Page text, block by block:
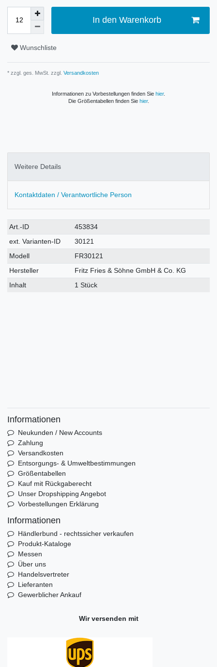
In den Warenkorb
Wunschliste
* zzgl. ges. MwSt. zzgl. Versandkosten
Informationen zu Vorbestellungen finden Sie hier.
Die Größentabellen finden Sie hier.
Weitere Details
Kontaktdaten / Verantwortliche Person
Technisches
Merkmal
Wert
Art.-ID
453834
ext. Varianten-ID
30121
Modell
FR30121
Hersteller
Fritz Fries & Söhne GmbH & Co. KG
Inhalt
1 Stück
Informationen
Neukunden / New Accounts
Zahlung
Versandkosten
Entsorgungs- & Umweltbestimmungen
Größentabellen
Kauf mit Rückgaberecht
Unser Dropshipping Angebot
Vorbestellungen Erklärung
Informationen
Händlerbund - rechtssicher verkaufen
Produkt-Kataloge
Messen
Über uns
Handelsvertreter
Lieferanten
Gewerblicher Ankauf
Wir versenden mit